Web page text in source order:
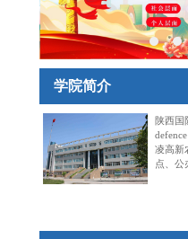
学院简介
陕西国
凌高新
点、公